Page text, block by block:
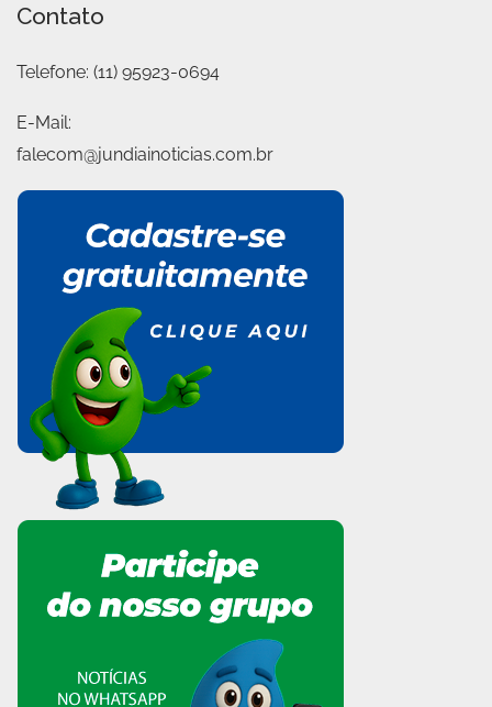
Contato
Telefone: (11) 95923-0694
E-Mail:
falecom@jundiainoticias.com.br